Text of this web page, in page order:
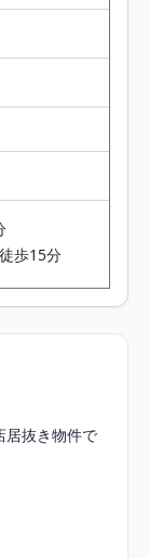
徒歩15分
居抜き物件で